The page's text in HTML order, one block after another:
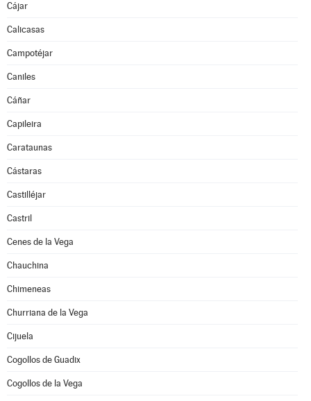
Cájar
Calicasas
Campotéjar
Caniles
Cáñar
Capileira
Carataunas
Cástaras
Castilléjar
Castril
Cenes de la Vega
Chauchina
Chimeneas
Churriana de la Vega
Cijuela
Cogollos de Guadix
Cogollos de la Vega